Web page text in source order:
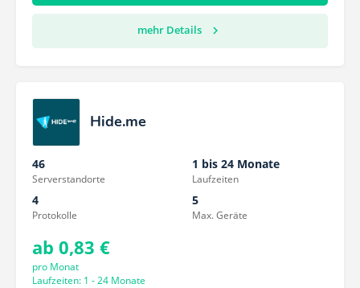
mehr Details
Hide.me
46
Serverstandorte
1 bis 24 Monate
Laufzeiten
4
Protokolle
5
Max. Geräte
ab 0,83 €
pro Monat
Laufzeiten: 1 - 24 Monate